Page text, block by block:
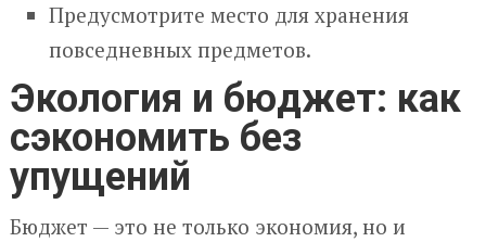
Предусмотрите место для хранения
повседневных предметов.
Экология и бюджет: как
сэкономить без
упущений
Бюджет — это не только экономия, но и